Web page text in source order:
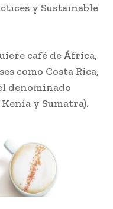
y Sustainable
café de África,
como Costa Rica,
denominado
y Sumatra).